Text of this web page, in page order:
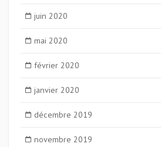
juin 2020
mai 2020
février 2020
janvier 2020
décembre 2019
novembre 2019